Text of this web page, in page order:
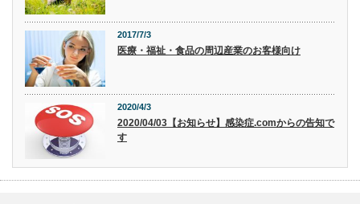
2017/7/3
医療・福祉・食品の周辺産業のお客様向け
2020/4/3
2020/04/03【お知らせ】感染症.comからの告知で
す